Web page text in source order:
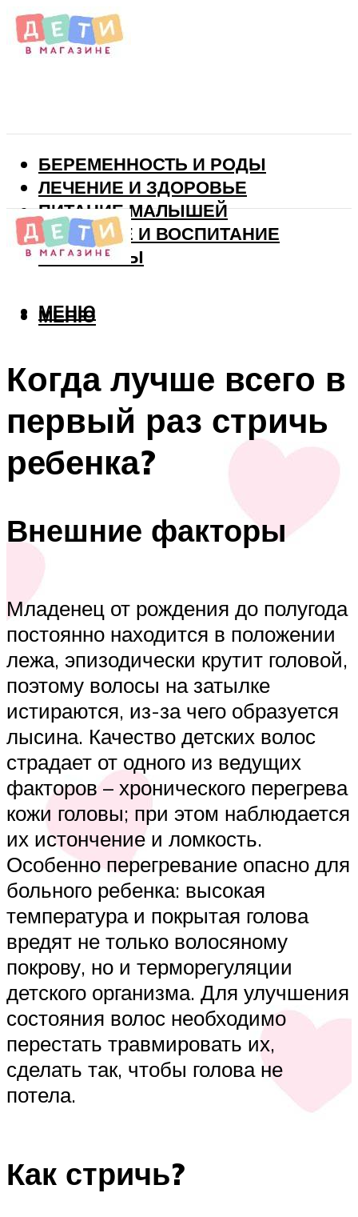
БЕРЕМЕННОСТЬ И РОДЫ
ЛЕЧЕНИЕ И ЗДОРОВЬЕ
ПИТАНИЕ МАЛЫШЕЙ
РАЗВИТИЕ И ВОСПИТАНИЕ
ВИТАМИНЫ
МЕНЮ
МЕНЮ
Когда лучше всего в
первый раз стричь
ребенка?
Внешние факторы
Младенец от рождения до полугода
постоянно находится в положении
лежа, эпизодически крутит головой,
поэтому волосы на затылке
истираются, из-за чего образуется
лысина. Качество детских волос
страдает от одного из ведущих
факторов – хронического перегрева
кожи головы; при этом наблюдается
их истончение и ломкость.
Особенно перегревание опасно для
больного ребенка: высокая
температура и покрытая голова
вредят не только волосяному
покрову, но и терморегуляции
детского организма. Для улучшения
состояния волос необходимо
перестать травмировать их,
сделать так, чтобы голова не
потела.
Как стричь?